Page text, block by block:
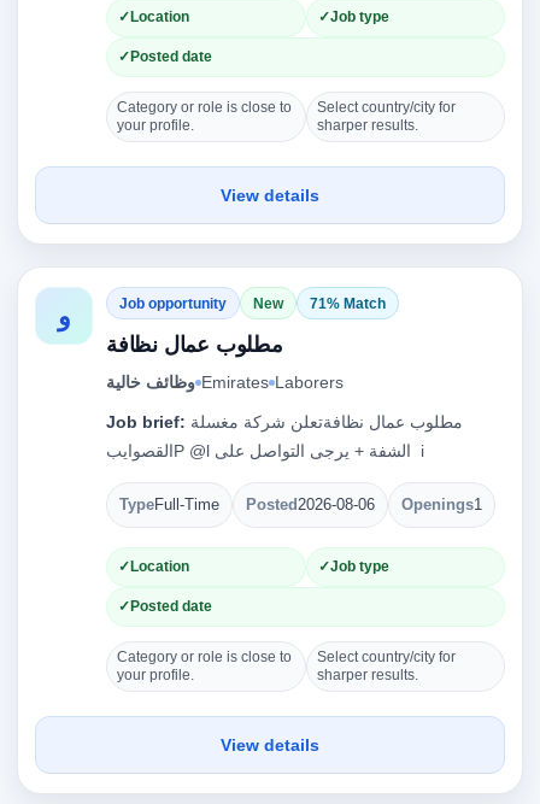
Location Job type
Posted date
Category or role is close to
your profile.
Select country/city for
sharper results.
View details
و Job opportunity New 71% Match
مطلوب عمال نظافة
وظائف خالية Emirates Laborers
Job brief:
TypeFull-Time Posted2026-08-06 Openings1
Location Job type
Posted date
Category or role is close to
your profile.
Select country/city for
sharper results.
View details